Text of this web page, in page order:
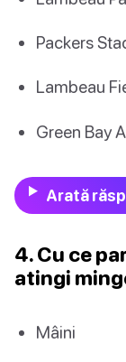
Packers
Lambeau
Green Bay
Arată
4. Cu ce
atingi
Mâini